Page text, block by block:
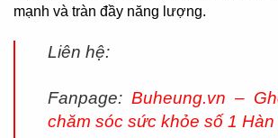
mạnh và tràn đầy năng lượng.
Liên hệ:
Fanpage: Buheung.vn –
chăm sóc sức khỏe số 1